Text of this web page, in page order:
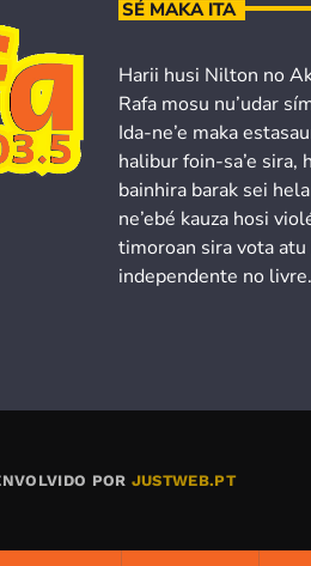
SÉ MAKA ITA
Harii husi Nilton no
Rafa mosu nu’udar
Ida-ne’e maka
halibur foin-sa’e sira,
bainhira barak sei
ne’ebé kauza hosi
timoroan sira vota atu
independente no livre.
POR JUSTWEB.PT